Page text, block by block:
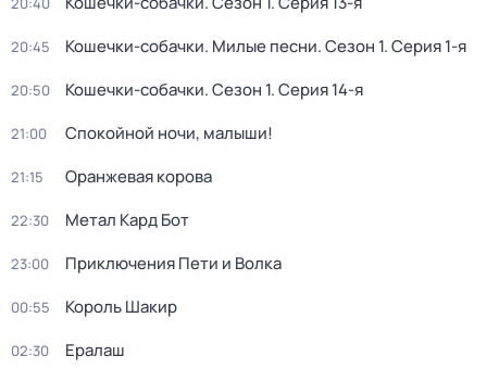
20:45 Кошечки-собачки. Милые песни. Сезон 1. Серия 1-я
20:50 Кошечки-собачки. Сезон 1. Серия 14-я
21:00 Спокойной ночи, малыши!
21:15 Оранжевая корова
22:30 Метал Кард Бот
23:00 Приключения Пети и Волка
00:55 Король Шакир
02:30 Ералаш